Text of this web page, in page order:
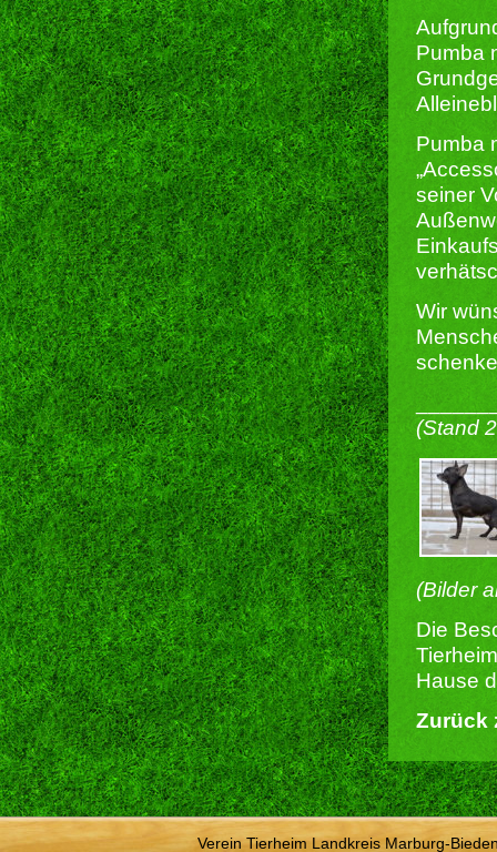
Pumba
Pumba
seiner
Wir
(Stand
(Bilder
Die
Hause
Zurück
Verein Tierheim Landkreis Marburg-